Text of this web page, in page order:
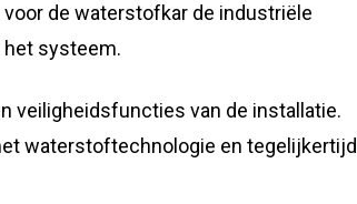
de waterstofkar de industriële
het systeem.
veiligheidsfuncties van de installatie.
waterstoftechnologie en tegelijkertijd